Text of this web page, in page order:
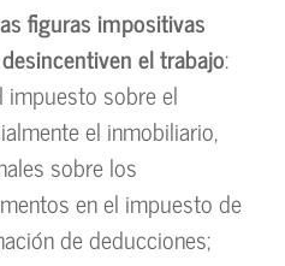
figuras impositivas
desincentiven el trabajo:
sobre el
el inmobiliario,
sobre los
en el impuesto de
de deducciones;